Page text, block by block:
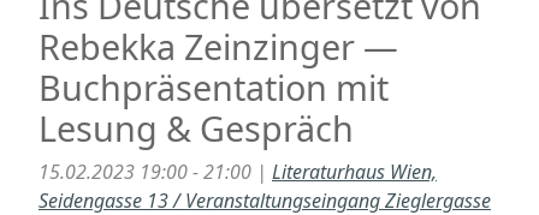
Rebekka Zeinzinger —
Buchpräsentation mit
Lesung & Gespräch
15.02.2023 19:00 - 21:00 | Literaturhaus Wien,
Seidengasse 13 / Veranstaltungseingang Zieglergasse